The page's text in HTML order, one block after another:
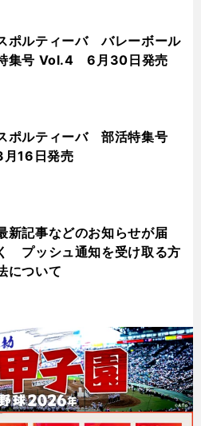
ポルティーバ バレーボール
集号 Vol.4 6月30日発売
ポルティーバ 部活特集号
月16日発売
新記事などのお知らせが届
プッシュ通知を受け取る方
について